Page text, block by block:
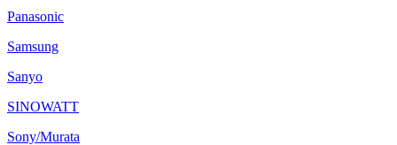
Panasonic
Samsung
Sanyo
SINOWATT
Sony/Murata